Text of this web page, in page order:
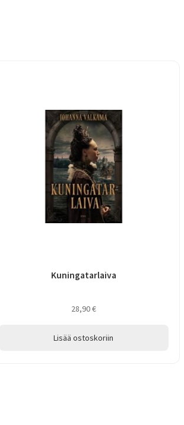
Kuningatarlaiva
28,90€
Lisää ostoskoriin